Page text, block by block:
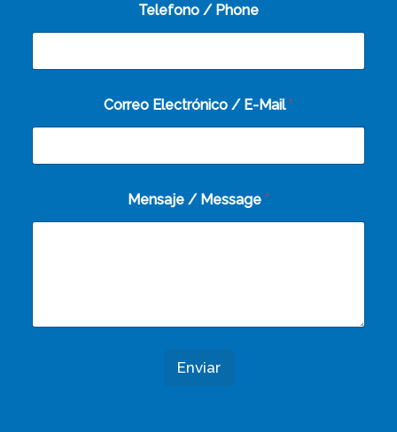
Telefono / Phone
Correo Electrónico / E-Mail*
Mensaje / Message *
Enviar